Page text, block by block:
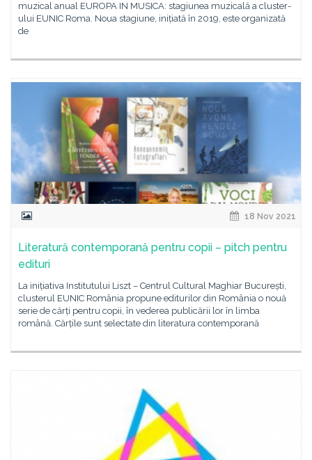
muzical anual EUROPA IN MUSICA: stagiunea muzicală a cluster-
ului EUNIC Roma. Noua stagiune, inițiată în 2019, este organizată
de
18 Nov 2021
Literatură contemporană pentru copii – pitch pentru
edituri
La inițiativa Institutului Liszt – Centrul Cultural Maghiar București,
clusterul EUNIC România propune editurilor din România o nouă
serie de cărți pentru copii, în vederea publicării lor în limba
română. Cărțile sunt selectate din literatura contemporană